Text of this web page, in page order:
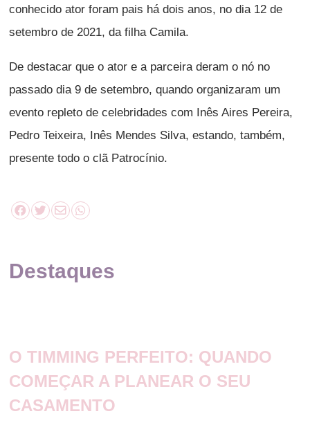
conhecido ator foram pais há dois anos, no dia 12 de
setembro de 2021, da filha Camila.
De destacar que o ator e a parceira deram o nó no
passado dia 9 de setembro, quando organizaram um
evento repleto de celebridades com Inês Aires Pereira,
Pedro Teixeira, Inês Mendes Silva, estando, também,
presente todo o clã Patrocínio.
Destaques
O TIMMING PERFEITO: QUANDO
COMEÇAR A PLANEAR O SEU
CASAMENTO